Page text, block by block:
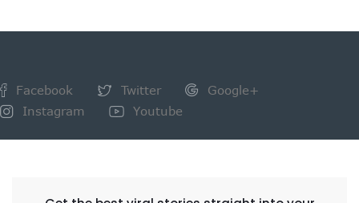
Facebook Twitter
Google+
Instagram
Youtube